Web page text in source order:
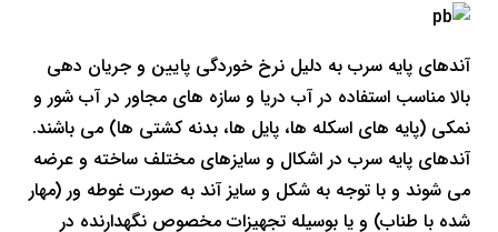
آندهای پایه سرب به دلیل نرخ خوردگی پایین و جریان دهی
بالا مناسب استفاده در آب دریا و سازه های مجاور در آب شور و
نمکی (پایه های اسکله ها، پایل ها، بدنه کشتی ها) می باشند.
آندهای پایه سرب در اشکال و سایزهای مختلف ساخته و عرضه
می شوند و با توجه به شکل و سایز آند به صورت غوطه ور (مهار
شده با طناب) و یا بوسیله تجهیزات مخصوص نگهدارنده در